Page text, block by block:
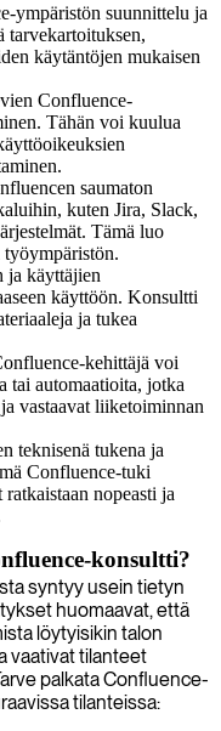
ympäristön suunnittelu ja
tarvekartoituksen,
käytäntöjen mukaisen
Confluence-
Tähän voi kuulua
saumaton
kuten Jira, Slack,
Tämä luo
työympäristön.
ja käyttäjien
käyttöön. Konsultti
ja tukea
kehittäjä voi
tai automaatioita, jotka
vastaavat liiketoiminnan
teknisenä tukena ja
Confluence-tuki
nopeasti ja
konsultti?
syntyy usein tietyn
huomaavat, että
löytyisikin talon
vaativat tilanteet
palkata Confluence-
tilanteissa: